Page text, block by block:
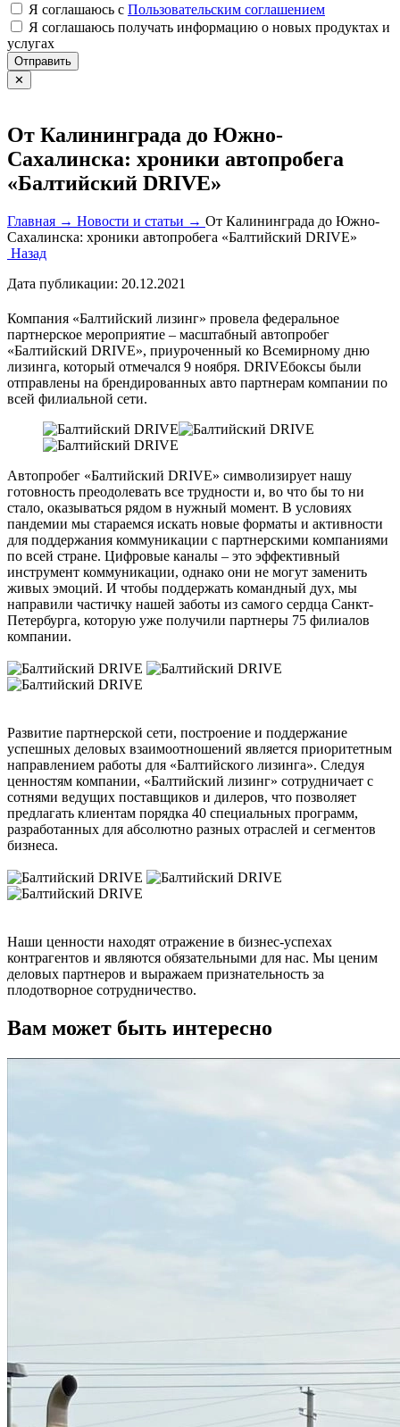
Я соглашаюсь c Пользовательским соглашением
Я соглашаюсь получать информацию о новых продуктах и
услугах
Отправить
✕
От Калининграда до Южно-
Сахалинска: хроники автопробега
«Балтийский DRIVE»
Главная → Новости и статьи → От Калининграда до Южно-
Сахалинска: хроники автопробега «Балтийский DRIVE»
Назад
Дата публикации: 20.12.2021
Компания «Балтийский лизинг» провела федеральное
партнерское мероприятие – масштабный автопробег
«Балтийский DRIVE», приуроченный ко Всемирному дню
лизинга, который отмечался 9 ноября. DRIVEбоксы были
отправлены на брендированных авто партнерам компании по
всей филиальной сети.
Автопробег «Балтийский DRIVE» символизирует нашу
готовность преодолевать все трудности и, во что бы то ни
стало, оказываться рядом в нужный момент. В условиях
пандемии мы стараемся искать новые форматы и активности
для поддержания коммуникации с партнерскими компаниями
по всей стране. Цифровые каналы – это эффективный
инструмент коммуникации, однако они не могут заменить
живых эмоций. И чтобы поддержать командный дух, мы
направили частичку нашей заботы из самого сердца Санкт-
Петербурга, которую уже получили партнеры 75 филиалов
компании.
Развитие партнерской сети, построение и поддержание
успешных деловых взаимоотношений является приоритетным
направлением работы для «Балтийского лизинга». Следуя
ценностям компании, «Балтийский лизинг» сотрудничает с
сотнями ведущих поставщиков и дилеров, что позволяет
предлагать клиентам порядка 40 специальных программ,
разработанных для абсолютно разных отраслей и сегментов
бизнеса.
Наши ценности находят отражение в бизнес-успехах
контрагентов и являются обязательными для нас. Мы ценим
деловых партнеров и выражаем признательность за
плодотворное сотрудничество.
Вам может быть интересно